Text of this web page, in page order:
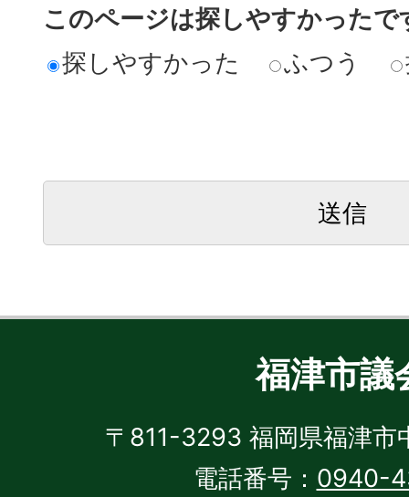
このページは探しやすかったで
探しやすかった
ふつう
福津市議
〒811-3293 福岡県福津市
電話番号： 0940-